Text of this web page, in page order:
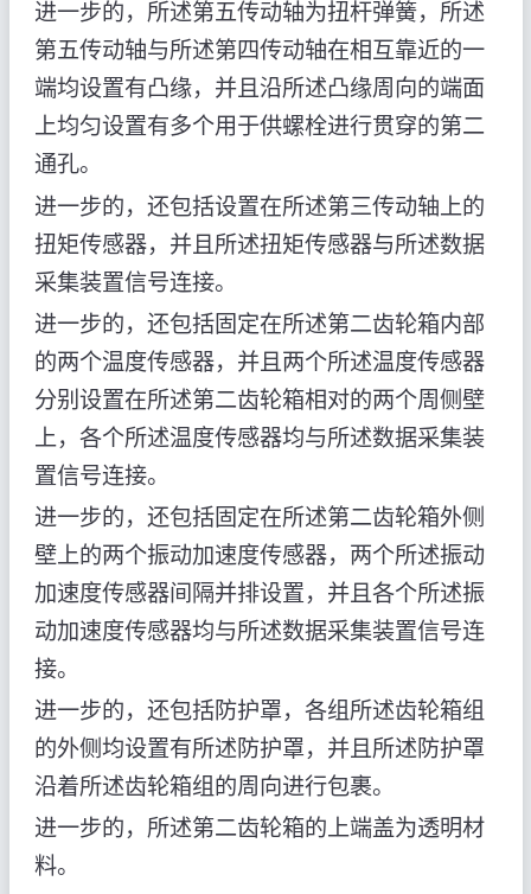
进一步的，所述第五传动轴为扭杆弹簧，所述
第五传动轴与所述第四传动轴在相互靠近的一
端均设置有凸缘，并且沿所述凸缘周向的端面
上均匀设置有多个用于供螺栓进行贯穿的第二
通孔。
进一步的，还包括设置在所述第三传动轴上的
扭矩传感器，并且所述扭矩传感器与所述数据
采集装置信号连接。
进一步的，还包括固定在所述第二齿轮箱内部
的两个温度传感器，并且两个所述温度传感器
分别设置在所述第二齿轮箱相对的两个周侧壁
上，各个所述温度传感器均与所述数据采集装
置信号连接。
进一步的，还包括固定在所述第二齿轮箱外侧
壁上的两个振动加速度传感器，两个所述振动
加速度传感器间隔并排设置，并且各个所述振
动加速度传感器均与所述数据采集装置信号连
接。
进一步的，还包括防护罩，各组所述齿轮箱组
的外侧均设置有所述防护罩，并且所述防护罩
沿着所述齿轮箱组的周向进行包裹。
进一步的，所述第二齿轮箱的上端盖为透明材
料。